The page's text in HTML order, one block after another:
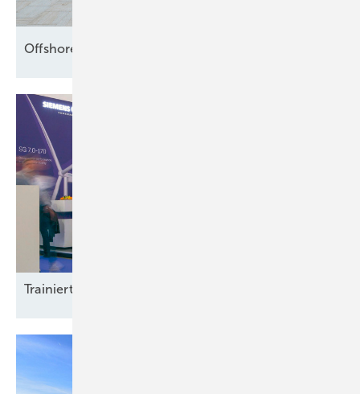
Offshore setzt die Segel
Trainierte